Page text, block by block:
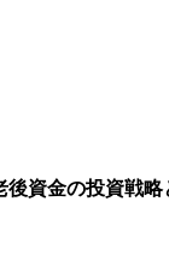
資金の投資戦略